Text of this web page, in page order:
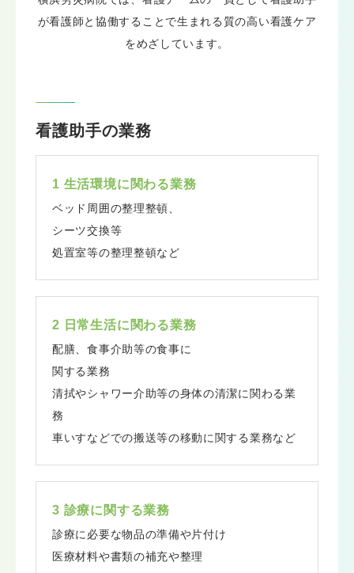
が看護師と協働することで生まれる質の高い看護ケア
をめざしています。
看護助手の業務
1 生活環境に関わる業務
ベッド周囲の整理整頓、
シーツ交換等
処置室等の整理整頓など
2 日常生活に関わる業務
配膳、食事介助等の食事に
関する業務
清拭やシャワー介助等の身体の清潔に関わる業
務
車いすなどでの搬送等の移動に関する業務など
3 診療に関する業務
診療に必要な物品の準備や片付け
医療材料や書類の補充や整理